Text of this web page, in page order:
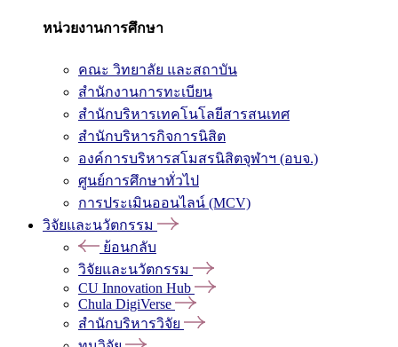
หน่วยงานการศึกษา
คณะ วิทยาลัย และสถาบัน
สำนักงานการทะเบียน
สำนักบริหารเทคโนโลยีสารสนเทศ
สำนักบริหารกิจการนิสิต
องค์การบริหารสโมสรนิสิตจุฬาฯ (อบจ.)
ศูนย์การศึกษาทั่วไป
การประเมินออนไลน์ (MCV)
วิจัยและนวัตกรรม
ย้อนกลับ
วิจัยและนวัตกรรม
CU Innovation Hub
Chula DigiVerse
สำนักบริหารวิจัย